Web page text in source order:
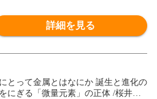
詳細を見る
とって金属とはなにか 誕生と進化の
にぎる「微量元素」の正体 /桜井弘